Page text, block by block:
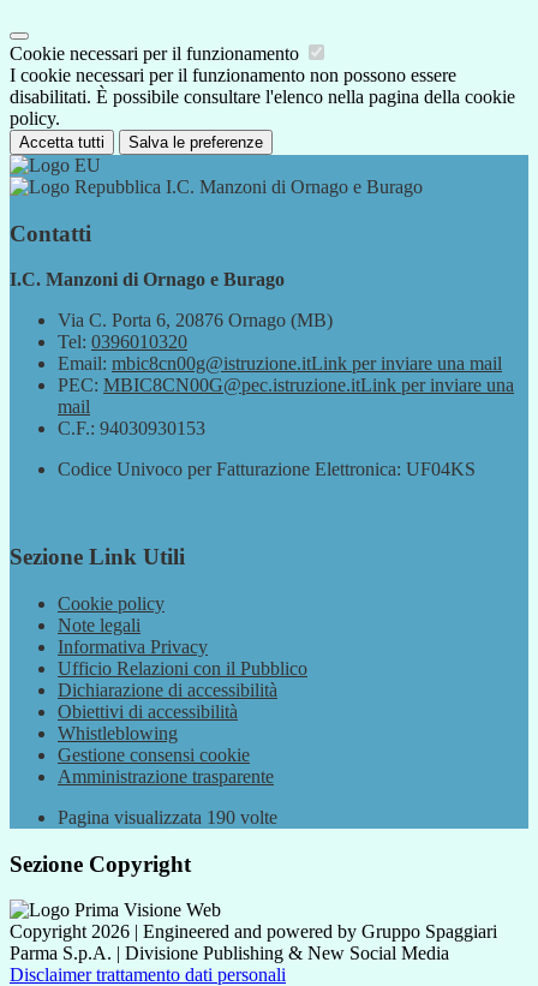
Cookie necessari per il funzionamento
I cookie necessari per il funzionamento non possono essere
disabilitati. È possibile consultare l'elenco nella pagina della cookie
policy.
Accetta tutti Salva le preferenze
I.C. Manzoni di Ornago e Burago
Contatti
I.C. Manzoni di Ornago e Burago
Via C. Porta 6, 20876 Ornago (MB)
Tel: 0396010320
Email: mbic8cn00g@istruzione.itLink per inviare una mail
PEC: MBIC8CN00G@pec.istruzione.itLink per inviare una
mail
C.F.: 94030930153
Codice Univoco per Fatturazione Elettronica: UF04KS
Sezione Link Utili
Cookie policy
Note legali
Informativa Privacy
Ufficio Relazioni con il Pubblico
Dichiarazione di accessibilità
Obiettivi di accessibilità
Whistleblowing
Gestione consensi cookie
Amministrazione trasparente
Pagina visualizzata 190 volte
Sezione Copyright
Copyright 2026 | Engineered and powered by Gruppo Spaggiari
Parma S.p.A. | Divisione Publishing & New Social Media
Disclaimer trattamento dati personali